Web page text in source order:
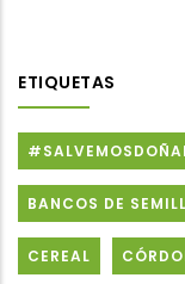
ETIQUETAS
BANCOS DE
CEREAL